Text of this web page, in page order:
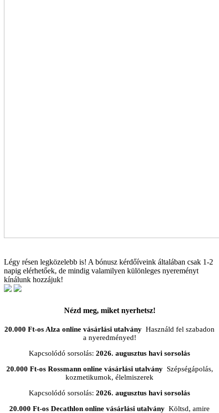
Légy résen legközelebb is! A bónusz kérdőíveink általában csak 1-2
napig elérhetőek, de mindig valamilyen különleges nyereményt
kínálunk hozzájuk!
Nézd meg, miket nyerhetsz!
20.000 Ft-os Alza online vásárlási utalvány Használd fel szabadon
a nyeredményed!
Kapcsolódó sorsolás: 2026. augusztus havi sorsolás
20.000 Ft-os Rossmann online vásárlási utalványSzépségápolás,
kozmetikumok, élelmiszerek
Kapcsolódó sorsolás: 2026. augusztus havi sorsolás
20.000 Ft-os Decathlon online vásárlási utalvány Költsd, amire